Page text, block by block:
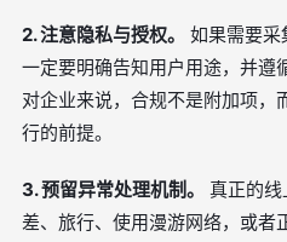
2. 注意隐私与授权。
如果需要采
一定要明确告知用户用途，并遵
对企业来说，合规不是附加项，
行的前提。
3. 预留异常处理机制。
真正的
差、旅行、使用漫游网络，或者